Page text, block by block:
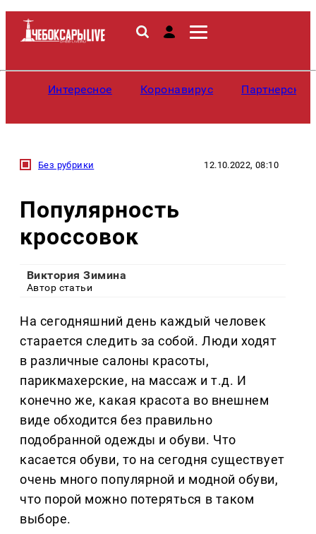
Интересное Коронавирус
Без рубрики 12.10.2022, 08:10
Популярность
кроссовок
Виктория Зимина
Автор статьи
На сегодняшний день каждый человек
старается следить за собой. Люди ходят
в различные салоны красоты,
парикмахерские, на массаж и т.д. И
конечно же, какая красота во внешнем
виде обходится без правильно
подобранной одежды и обуви. Что
касается обуви, то на сегодня существует
очень много популярной и модной обуви,
что порой можно потеряться в таком
выборе.